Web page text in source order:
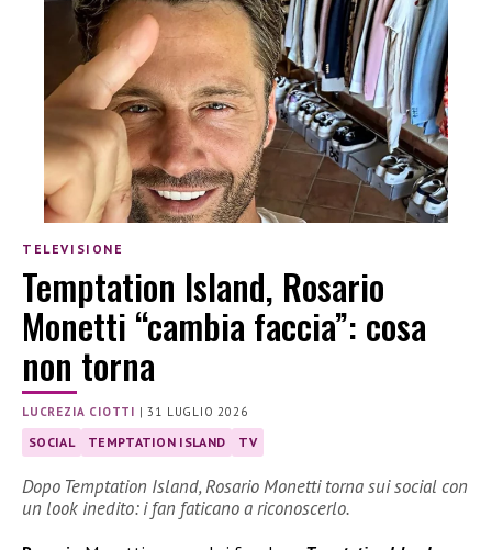
TELEVISIONE
Temptation Island, Rosario
Monetti “cambia faccia”: cosa
non torna
LUCREZIA CIOTTI |31 LUGLIO 2026
SOCIAL TEMPTATION ISLAND TV
Dopo Temptation Island, Rosario Monetti torna sui social con
un look inedito: i fan faticano a riconoscerlo.